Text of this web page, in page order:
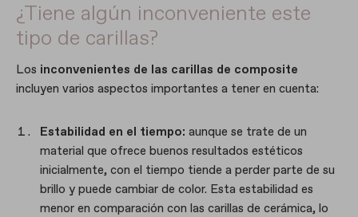
¿Tiene algún inconveniente este
tipo de carillas?
Los inconvenientes de las carillas de composite
incluyen varios aspectos importantes a tener en cuenta:
Estabilidad en el tiempo: aunque se trate de un
material que ofrece buenos resultados estéticos
inicialmente, con el tiempo tiende a perder parte de su
brillo y puede cambiar de color. Esta estabilidad es
menor en comparación con las carillas de cerámica, lo